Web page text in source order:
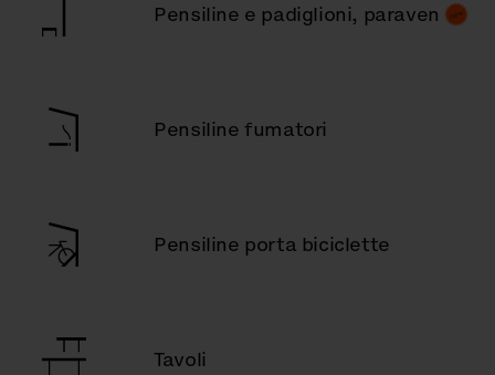
Pensiline e padiglioni, paraven
Pensiline fumatori
Pensiline porta biciclette
Tavoli